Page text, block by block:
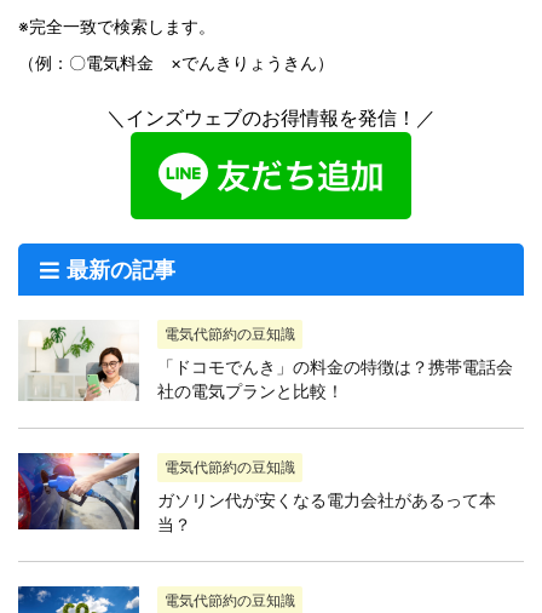
※完全一致で検索します。
（例：〇電気料金 ×でんきりょうきん）
＼インズウェブのお得情報を発信！／
最新の記事
電気代節約の豆知識
「ドコモでんき」の料金の特徴は？携帯電話会
社の電気プランと比較！
電気代節約の豆知識
ガソリン代が安くなる電力会社があるって本
当？
電気代節約の豆知識